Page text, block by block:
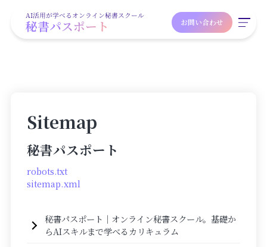
秘書パスポート
AI活用が学べるオンライン秘書スクール
お問い合わせ
Sitemap
秘書パスポート
robots.txt
sitemap.xml
秘書パスポート｜オンライン秘書スクール。基礎か
らAIスキルまで学べるカリキュラム